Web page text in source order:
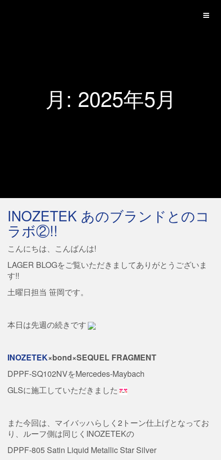
月: 2025年5月
INOZETEK あのブランドとのコ
ラボ②!!
こんにちは、こんばんは!
LAGER BLOGをご覧いただきましてありがとうございま
す!!
土曜日担当 笹岡です。
本日は先週の続きです
INOZETEK×bond×SEQUEL FRAGMENT
DPPF-SQ102NVをMercedes-Maybach
GLSに施工していただきました
また今回は、マイバッハらしく2トーン仕上げとなってお
り、ルーフ側は同じくINOZETEKの
DPPF-805 Satin Liquid Metallic Star Silver